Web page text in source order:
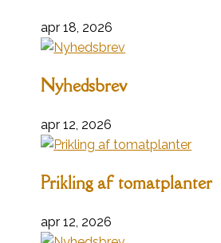
apr 18, 2026
Nyhedsbrev
apr 12, 2026
Prikling af tomatplanter
apr 12, 2026